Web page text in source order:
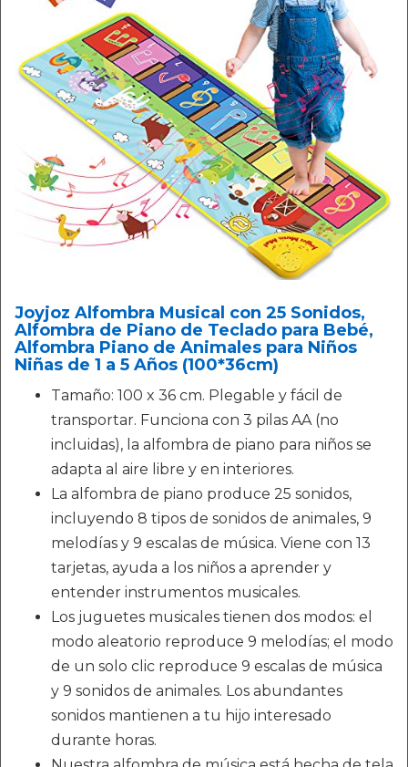
Joyjoz Alfombra Musical con 25 Sonidos,
Alfombra de Piano de Teclado para Bebé,
Alfombra Piano de Animales para Niños
Niñas de 1 a 5 Años (100*36cm)
Tamaño: 100 x 36 cm. Plegable y fácil de
transportar. Funciona con 3 pilas AA (no
incluidas), la alfombra de piano para niños se
adapta al aire libre y en interiores.
La alfombra de piano produce 25 sonidos,
incluyendo 8 tipos de sonidos de animales, 9
melodías y 9 escalas de música. Viene con 13
tarjetas, ayuda a los niños a aprender y
entender instrumentos musicales.
Los juguetes musicales tienen dos modos: el
modo aleatorio reproduce 9 melodías; el modo
de un solo clic reproduce 9 escalas de música
y 9 sonidos de animales. Los abundantes
sonidos mantienen a tu hijo interesado
durante horas.